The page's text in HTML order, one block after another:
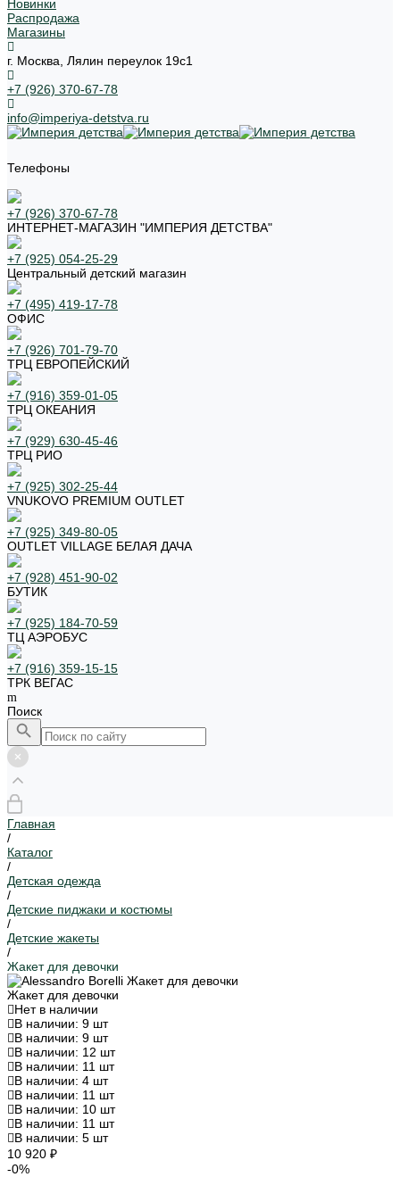
Новинки
Распродажа
Магазины
г. Москва, Лялин переулок 19с1
+7 (926) 370-67-78
info@imperiya-detstva.ru
Телефоны
+7 (926) 370-67-78
ИНТЕРНЕТ-МАГАЗИН "ИМПЕРИЯ ДЕТСТВА"
+7 (925) 054-25-29
Центральный детский магазин
+7 (495) 419-17-78
ОФИС
+7 (926) 701-79-70
ТРЦ ЕВРОПЕЙСКИЙ
+7 (916) 359-01-05
ТРЦ ОКЕАНИЯ
+7 (929) 630-45-46
ТРЦ РИО
+7 (925) 302-25-44
VNUKOVO PREMIUM OUTLET
+7 (925) 349-80-05
OUTLET VILLAGE БЕЛАЯ ДАЧА
+7 (928) 451-90-02
БУТИК
+7 (925) 184-70-59
ТЦ АЭРОБУС
+7 (916) 359-15-15
ТРК ВЕГАС
Поиск
Главная
/
Каталог
/
Детская одежда
/
Детские пиджаки и костюмы
/
Детские жакеты
/
Жакет для девочки
Жакет для девочки
Нет в наличии
В наличии: 9 шт
В наличии: 9 шт
В наличии: 12 шт
В наличии: 11 шт
В наличии: 4 шт
В наличии: 11 шт
В наличии: 10 шт
В наличии: 11 шт
В наличии: 5 шт
10 920 ₽
-0%